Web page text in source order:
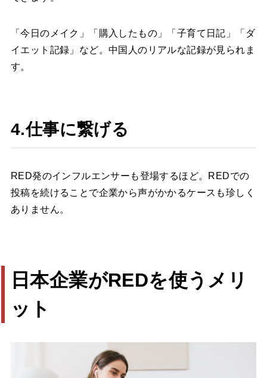
「今日のメイク」「購入したもの」「子育て日記」「ダ
イエット記録」など。中国人のリアルな記録が見られま
す。
4.仕事に繋げる
RED発のインフルエンサーも登場するほど。REDでの
投稿を続けることで企業から声がかかるケースも珍しく
ありません。
日本企業がREDを使うメリ
ット